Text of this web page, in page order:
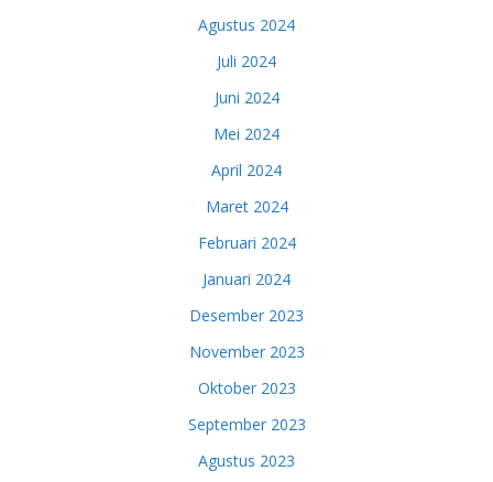
Agustus 2024
Juli 2024
Juni 2024
Mei 2024
April 2024
Maret 2024
Februari 2024
Januari 2024
Desember 2023
November 2023
Oktober 2023
September 2023
Agustus 2023